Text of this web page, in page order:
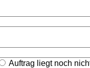
Auftrag liegt noch